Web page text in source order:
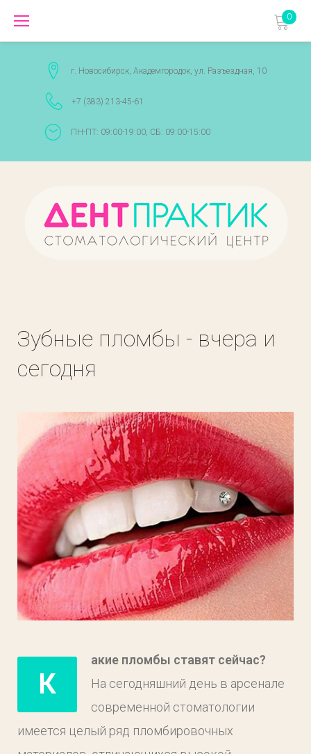
0
г. Новосибирск, Академгородок, ул. Разъездная, 10
+7 (383) 213-45-61
ПН-ПТ: 09:00-19:00, СБ: 09:00-15:00
Зубные пломбы - вчера и
сегодня
К
акие пломбы ставят сейчас?
На сегодняшний день в арсенале
современной стоматологии
имеется целый ряд пломбировочных